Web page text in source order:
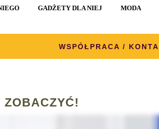
GADŻETY DLA NIEJ MODA
WSPÓŁPRACA /
ZOBACZYĆ!